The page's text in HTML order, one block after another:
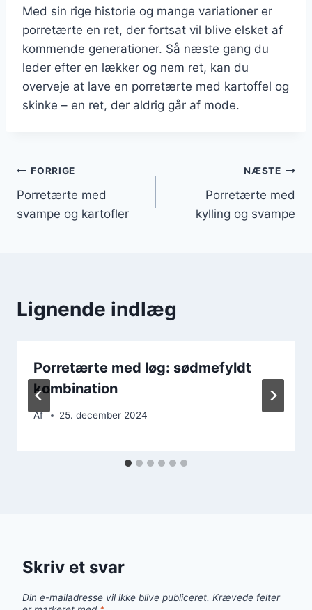
Med sin rige historie og mange variationer er
porretærte en ret, der fortsat vil blive elsket af
kommende generationer. Så næste gang du
leder efter en lækker og nem ret, kan du
overveje at lave en porretærte med kartoffel og
skinke – en ret, der aldrig går af mode.
Indlægsnavigation
FORRIGE
Porretærte med
svampe og kartofler
NÆSTE
Porretærte med
kylling og svampe
Lignende indlæg
Porretærte med løg: sødmefyldt
kombination
Af 25. december 2024
Skriv et svar
Din e-mailadresse vil ikke blive publiceret. Krævede felter